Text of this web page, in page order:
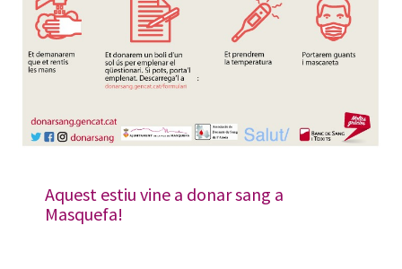
Aquest estiu vine a donar sang a
Masquefa!